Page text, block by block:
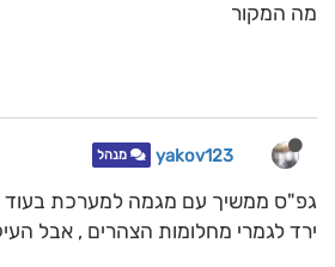
מה המקור
yakov123 מנהל
גפ"ס ממשיך עם מגמה למערכת בעוד 10 ימים
ירד לגמרי מחלומות הצהרים , אבל